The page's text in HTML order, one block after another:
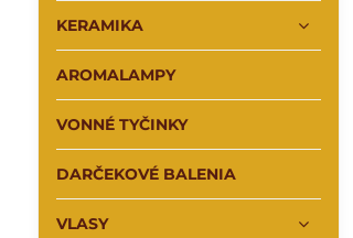
KERAMIKA
AROMALAMPY
VONNÉ TYČINKY
DARČEKOVÉ BALENIA
VLASY